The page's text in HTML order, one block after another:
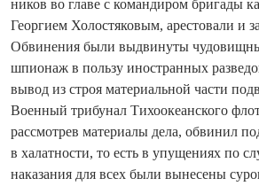
ников во главе с командиром бригады
Георгием Холостяковым, арестовали и
Обвинения были выдвинуты
шпионаж в пользу иностранных
вывод из строя материальной части
Военный трибунал Тихоокеанского
рассмотрев материалы дела, обвинил
в халатности, то есть в упущениях по
наказания для всех были вынесены